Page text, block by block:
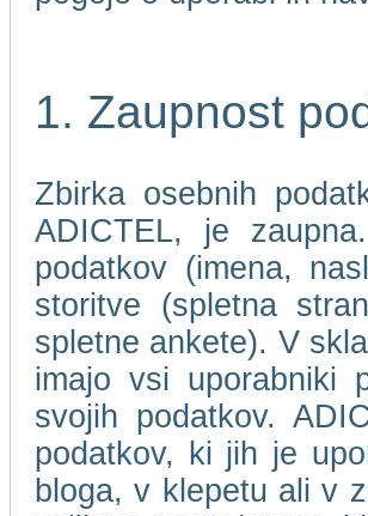
1. Zaupnost
Zbirka osebnih
ADICTEL, je
podatkov (imena,
storitve (spletna
spletne ankete). V
imajo vsi uporabniki
svojih podatkov.
podatkov, ki jih je
bloga, v klepetu ali v